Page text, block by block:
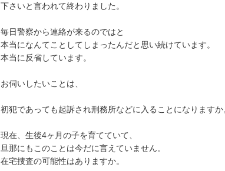
下さいと言われて終わりました。
毎日警察から連絡が来るのではと
本当になんてことしてしまったんだと思い続けています。
本当に反省しています。
お伺いしたいことは、
初犯であっても起訴され刑務所などに入ることになりますか
現在、生後4ヶ月の子を育てていて、
旦那にもこのことは今だに言えていません。
在宅捜査の可能性はありますか。